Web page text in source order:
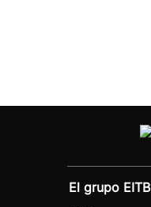
El grupo EITB